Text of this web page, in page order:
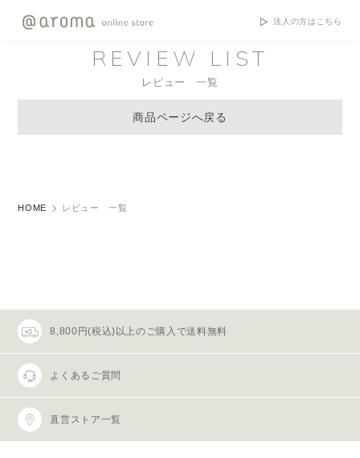
法人の方はこちら
REVIEW LIST
レビュー 一覧
商品ページへ戻る
HOME レビュー 一覧
8,800円(税込)以上のご購入で送料無料
よくあるご質問
直営ストア一覧